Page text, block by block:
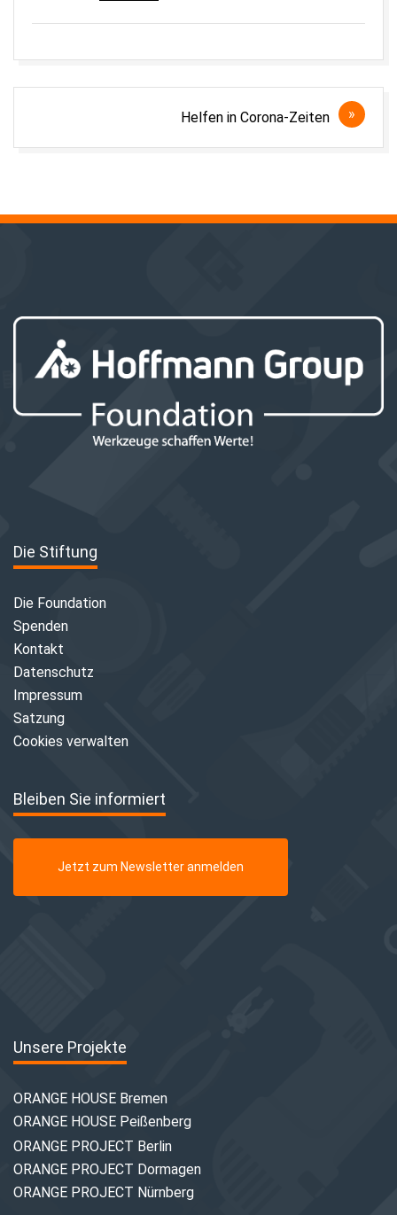
Helfen in Corona-Zeiten
Die Stiftung
Die Foundation
Spenden
Kontakt
Datenschutz
Impressum
Satzung
Cookies verwalten
Bleiben Sie informiert
Jetzt zum Newsletter anmelden
Unsere Projekte
ORANGE HOUSE Bremen
ORANGE HOUSE Peißenberg
ORANGE PROJECT Berlin
ORANGE PROJECT Dormagen
ORANGE PROJECT Nürnberg